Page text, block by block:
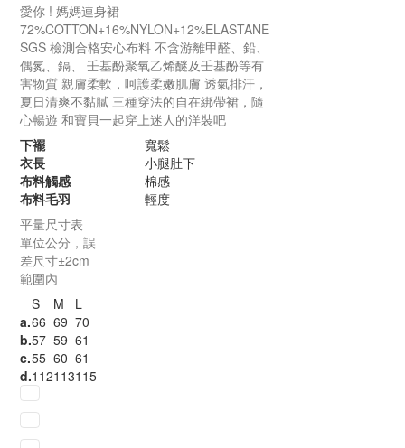
愛你 ! 媽媽連身裙
72%COTTON+16%NYLON+12%ELASTANE
SGS 檢測合格安心布料 不含游離甲醛、鉛、
偶氮、鎘、
壬基酚聚氧乙烯醚及壬基酚等有
害物質 親膚柔軟，呵護柔嫩肌膚 透氣排汗，
夏日清爽不黏膩 三種穿法的自在綁帶裙，隨
心暢遊 和寶貝一起穿上迷人的洋裝吧
下襬
寬鬆
衣長
小腿肚下
布料觸感
棉感
布料毛羽
輕度
平量尺寸表
單位公分，誤
差尺寸±2cm
範圍內
S
M
L
a.66 69 70
b.57 59 61
c.55 60 61
d.112113115